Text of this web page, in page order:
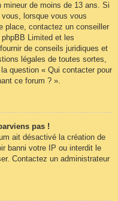
mineur de moins de 13 ans. Si
vous, lorsque vous vous
place, contactez un conseiller
Limited et les
de conseils juridiques et
légales de toutes sortes,
question « Qui contacter pour
ce forum ? ».
pas !
ait désactivé la création de
banni votre IP ou interdit le
Contactez un administrateur